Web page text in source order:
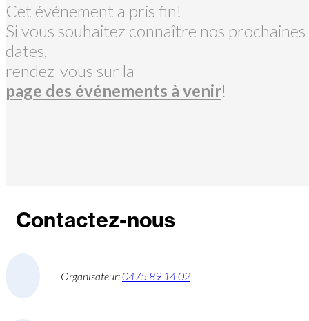
Cet événement a pris fin!
Si vous souhaitez connaître nos prochaines
dates,
rendez-vous sur la
page des événements à venir!
Contactez-nous
Organisateur:0475 89 14 02